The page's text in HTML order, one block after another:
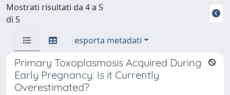
Mostrati risultati da 4 a 5
di 5
esporta metadati
Primary Toxoplasmosis Acquired During
Early Pregnancy: Is it Currently
Overestimated?